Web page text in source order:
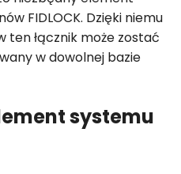
FIDLOCK. Dzięki niemu
ten łącznik może zostać
w dowolnej bazie
systemu